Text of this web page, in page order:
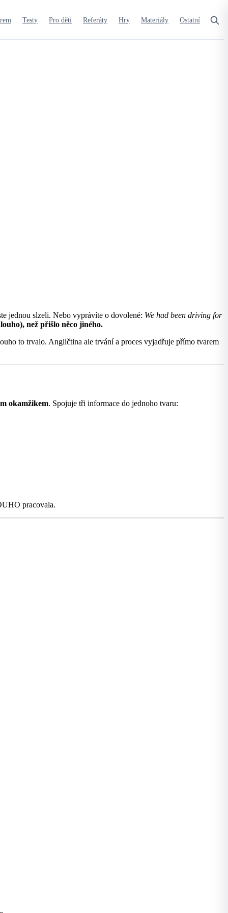
Testy Pro děti Referáty Hry Materiály Ostatní
jednou slzeli. Nebo vyprávíte o dovolené: We had been driving for
než přišlo něco jiného.
to trvalo. Angličtina ale trvání a proces vyjadřuje přímo tvarem
okamžikem. Spojuje tři informace do jednoho tvaru:
pracovala.